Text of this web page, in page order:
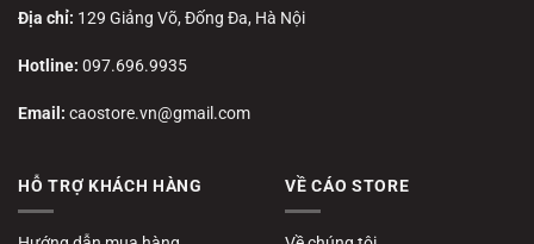
Địa chỉ: 129 Giảng Võ, Đống Đa, Hà Nội
Hotline: 097.696.9935
Email: caostore.vn@gmail.com
HỖ TRỢ KHÁCH HÀNG VỀ CÁO STORE